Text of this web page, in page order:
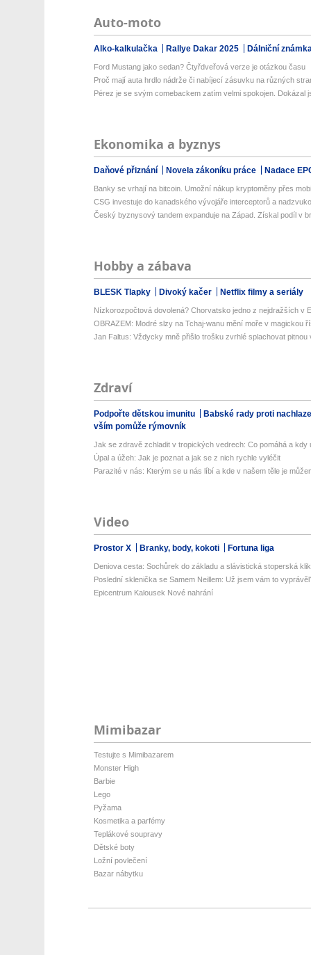
Auto-moto
Alko-kalkulačka Rallye Dakar 2025 Dálniční
Ford Mustang jako sedan? Čtyřdveřová verze je otázkou času
Proč mají auta hrdlo nádrže či nabíjecí zásuvku na různých
Pérez je se svým comebackem zatím velmi spokojen. Dokázal
Ekonomika a byznys
Daňové přiznání Novela zákoníku práce Nadace
Banky se vrhají na bitcoin. Umožní nákup kryptoměny přes
CSG investuje do kanadského vývojáře interceptorů a
Český byznysový tandem expanduje na Západ. Získal podíl v
Hobby a zábava
BLESK Tlapky Divoký kačer Netflix filmy a seriály
Nízkorozpočtová dovolená? Chorvatsko jedno z nejdražších v
OBRAZEM: Modré slzy na Tchaj-wanu mění moře v magickou
Jan Faltus: Vždycky mně přišlo trošku zvrhlé splachovat pitnou
Zdraví
Podpořte dětskou imunitu
Babské rady proti
vším pomůže rýmovník
Jak se zdravě zchladit v tropických vedrech: Co pomáhá a kdy
Úpal a úžeh: Jak je poznat a jak se z nich rychle vyléčit
Parazité v nás: Kterým se u nás líbí a kde v našem těle je
Video
Prostor X Branky, body, kokoti Fortuna liga
Deniova cesta: Sochůrek do základu a slávistická stoperská
Poslední sklenička se Samem Neillem: Už jsem vám to
Epicentrum Kalousek Nové nahrání
Mimibazar
Testujte s Mimibazarem
Monster High
Barbie
Lego
Pyžama
Kosmetika a parfémy
Teplákové soupravy
Dětské boty
Ložní povlečení
Bazar nábytku